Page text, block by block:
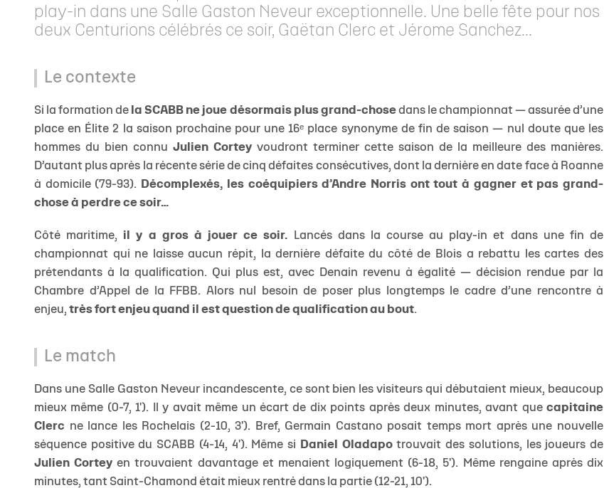
play-in dans une Salle Gaston Neveur exceptionnelle. Une belle fête pour nos
deux Centurions célébrés ce soir, Gaëtan Clerc et Jérome Sanchez...
Le contexte
Si la formation de la SCABB ne joue désormais plus grand-chosedans le championnat — assurée d’une
place en Élite 2 la saison prochaine pour une 16ᵉ place synonyme de fin de saison — nul doute que les
hommes du bien connu Julien Cortey voudront terminer cette saison de la meilleure des manières.
D’autant plus après la récente série de cinq défaites consécutives, dont la dernière en date face à Roanne
à domicile (79-93). Décomplexés, les coéquipiers d’Andre Norris ont tout à gagner et pas grand-
chose à perdre ce soir…
Côté maritime, il y a gros à jouer ce soir. Lancés dans la course au play-in et dans une fin de
championnat qui ne laisse aucun répit, la dernière défaite du côté de Blois a rebattu les cartes des
prétendants à la qualification. Qui plus est, avec Denain revenu à égalité — décision rendue par la
Chambre d’Appel de la FFBB. Alors nul besoin de poser plus longtemps le cadre d’une rencontre à
enjeu, très fort enjeu quand il est question de qualification au bout.
Le match
Dans une Salle Gaston Neveur incandescente, ce sont bien les visiteurs qui débutaient mieux, beaucoup
mieux même (0-7, 1'). Il y avait même un écart de dix points après deux minutes, avant que capitaine
Clerc ne lance les Rochelais (2-10, 3'). Bref, Germain Castano posait temps mort après une nouvelle
séquence positive du SCABB (4-14, 4'). Même si
Daniel Oladapotrouvait des solutions, les joueurs de
Julien Cortey en trouvaient davantage et menaient logiquement (6-18, 5'). Même rengaine après dix
minutes, tant Saint-Chamond était mieux rentré dans la partie (12-21, 10').